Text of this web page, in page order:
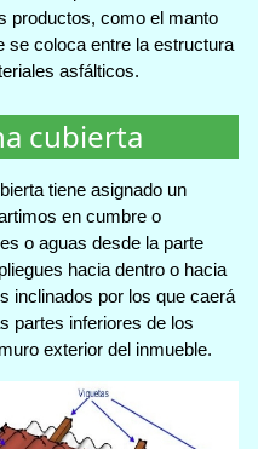
productos, como el manto
se coloca entre la estructura
asfálticos.
cubierta
tiene asignado un
en cumbre o
o aguas desde la parte
hacia dentro o hacia
inclinados por los que caerá
partes inferiores de los
exterior del inmueble.